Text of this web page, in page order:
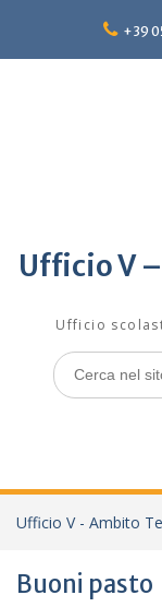
content
+39
Ufficio V
Ufficio
Search
for:
Ufficio V - Ambito
Buoni pasto